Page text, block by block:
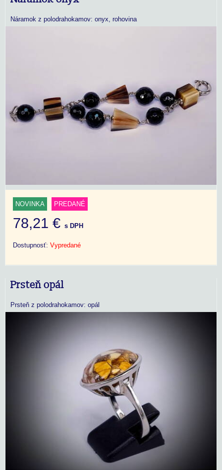
Náramok z polodrahokamov: onyx, rohovina
NOVINKA PREDANÉ
78,21 € s DPH
Dostupnosť: Vypredané
Prsteň opál
Prsteň z polodrahokamov: opál